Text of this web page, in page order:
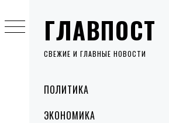
ГЛАВПОСТ
СВЕЖИЕ И ГЛАВНЫЕ НОВОСТИ
MenuПОЛИТИКА
ЭКОНОМИКА
to
content